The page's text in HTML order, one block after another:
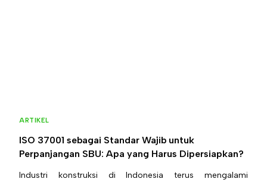
ARTIKEL
ISO 37001 sebagai Standar Wajib untuk
Perpanjangan SBU: Apa yang Harus Dipersiapkan?
Industri konstruksi di Indonesia terus mengalami